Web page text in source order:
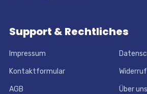
Support & Rechtliches
Impressum
Kontaktformular
AGB Über uns